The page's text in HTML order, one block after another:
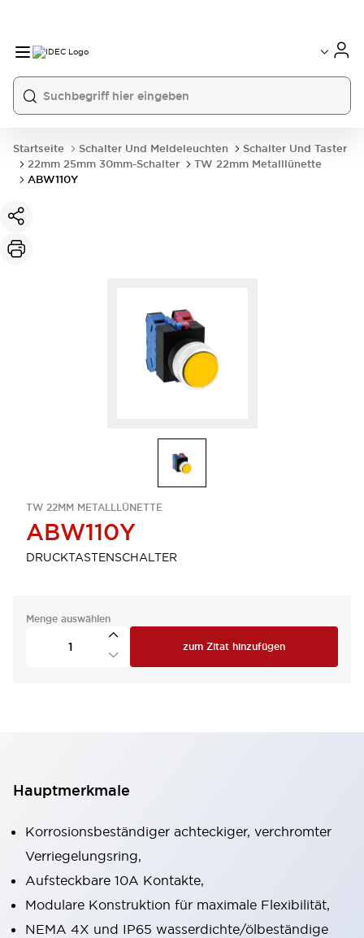
Startseite Schalter Und Meldeleuchten
Schalter Und Taster
22mm 25mm 30mm-Schalter
TW 22mm Metalllünette
ABW110Y
TW 22MM METALLLÜNETTE
ABW110Y
DRUCKTASTENSCHALTER
Menge auswählen
zum Zitat hinzufügen
Hauptmerkmale
Korrosionsbeständiger achteckiger, verchromter
Verriegelungsring,
Aufsteckbare 10A Kontakte,
Modulare Konstruktion für maximale Flexibilität,
NEMA 4X und IP65 wasserdichte/ölbeständige